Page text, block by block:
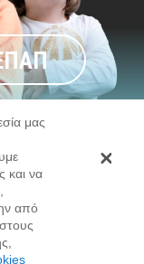
rights reserved.
την προσφορά
τα να κάνουν τα
μας
και να
από